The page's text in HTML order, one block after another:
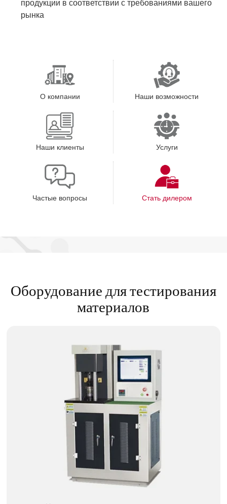
продукции в соответствии с требованиями вашего
рынка
О компании Наши возможности
Наши клиенты Услуги
Частые вопросы Стать дилером
Оборудование для тестирования
материалов